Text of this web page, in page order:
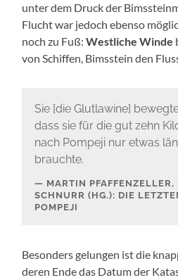
unter dem Druck der
Flucht war jedoch ebenso
noch zu Fuß:Westliche Winde
von Schiffen, Bimsstein den
Sie [die Glutlawine]
dass sie für die gut zehn
nach Pompeji nur etwas
brauchte.
MARTIN
SCHNURR (HG.): DIE
POMPEJI
Besonders gelungen ist die
deren Ende das Datum der